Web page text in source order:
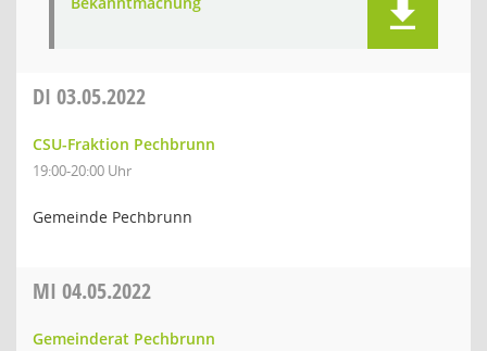
DI 03.05.2022
CSU-Fraktion Pechbrunn
19:00-20:00 Uhr
Gemeinde Pechbrunn
MI 04.05.2022
Gemeinderat Pechbrunn